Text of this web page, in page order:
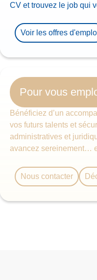
CV et trouvez le job qui
Voir les offres
Pour vous
Bénéficiez d’un
vos futurs talents et
administratives et
avancez sereinement…
Nous contacter